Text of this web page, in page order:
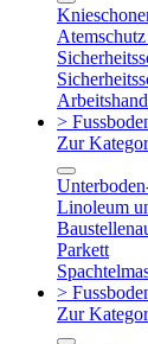
>
Zur
Linoleum
Parkett
>
Zur